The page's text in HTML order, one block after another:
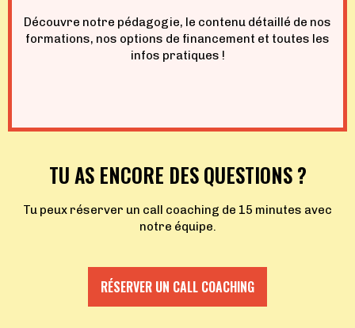
Découvre notre pédagogie, le contenu détaillé de nos
formations, nos options de financement et toutes les
infos pratiques !
TU AS ENCORE DES QUESTIONS ?
Tu peux réserver un call coaching de 15 minutes avec
notre équipe.
RÉSERVER UN CALL COACHING